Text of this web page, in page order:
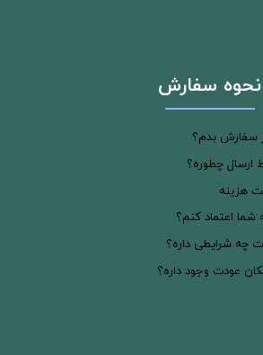
نحوه سفارش
سفارش بدم؟
ارسال چطوره؟
هزینه
شما اعتماد کنم؟
چه شرایطی داره؟
عودت وجود داره؟